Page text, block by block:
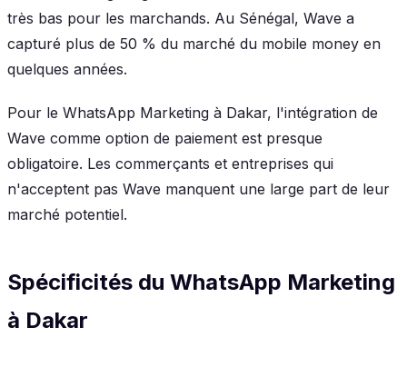
très bas pour les marchands. Au Sénégal, Wave a
capturé plus de 50 % du marché du mobile money en
quelques années.
Pour le WhatsApp Marketing à Dakar, l'intégration de
Wave comme option de paiement est presque
obligatoire. Les commerçants et entreprises qui
n'acceptent pas Wave manquent une large part de leur
marché potentiel.
Spécificités du WhatsApp Marketing
à Dakar